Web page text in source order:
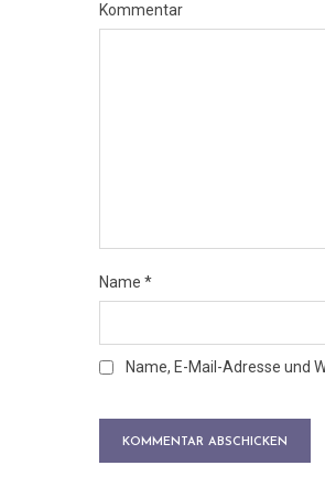
Kommentar
Name *
Name, E-Mail-Adresse und